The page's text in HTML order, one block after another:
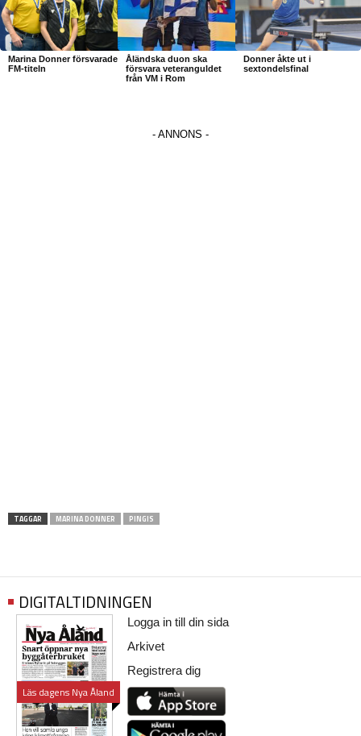
Marina Donner försvarade
FM-titeln
Åländska duon ska
försvara veteranguldet
från VM i Rom
Donner åkte ut i
sextondelsfinal
TAGGAR MARINA DONNER PINGIS
DIGITALTIDNINGEN
Läs dagens Nya Åland
Logga in till din sida
Arkivet
Registrera dig